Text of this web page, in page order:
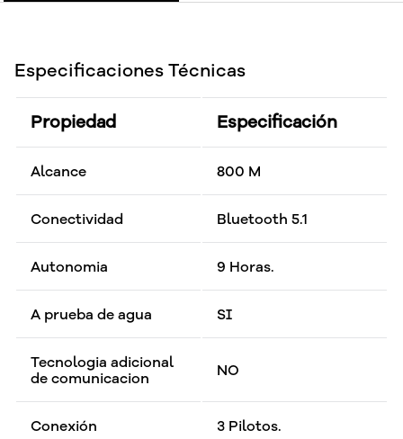
Especificaciones Técnicas
Propiedad Especificación
Alcance 800 M
Conectividad Bluetooth 5.1
Autonomia 9 Horas.
A prueba de agua SI
Tecnologia adicional
de comunicacion
NO
Conexión 3 Pilotos.